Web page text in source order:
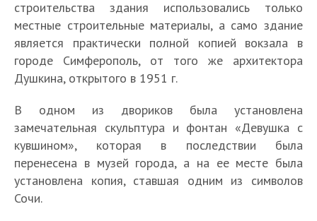
строительства здания использовались только
местные строительные материалы, а само здание
является практически полной копией вокзала в
городе Симферополь, от того же архитектора
Душкина, открытого в 1951 г.
В одном из двориков была установлена
замечательная скульптура и фонтан «Девушка с
кувшином», которая в последствии была
перенесена в музей города, а на ее месте была
установлена копия, ставшая одним из символов
Сочи.